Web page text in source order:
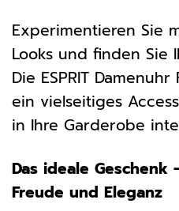
Experimentieren Sie
Looks und finden Sie
Die ESPRIT
ein vielseitiges
in Ihre Garderobe
Das ideale Geschenk
Freude und Eleganz